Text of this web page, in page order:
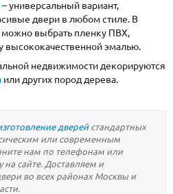
– универсальный вариант,
двери в любом стиле. В
можно выбрать пленку ПВХ,
высококачественной эмалью.
недвижимости декорируются
или других пород дерева.
дверейстандартных
или современным
нам по телефонам или
на сайте. Доставляем и
во всех районах Москвы и